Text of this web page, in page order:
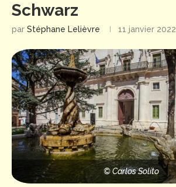
Schwarz
par Stéphane Lelièvre 11 janvier 2022
© Carlos Solito